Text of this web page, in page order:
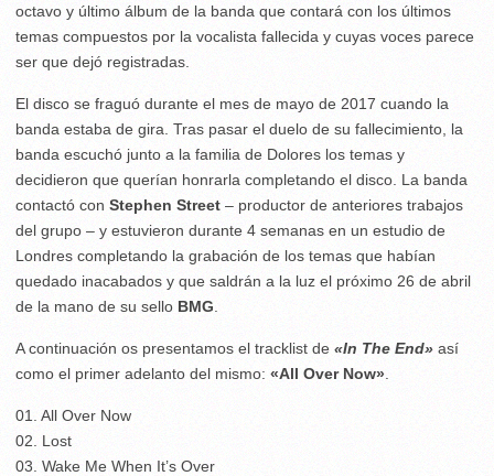
octavo y último álbum de la banda que contará con los últimos
temas compuestos por la vocalista fallecida y cuyas voces parece
ser que dejó registradas.
El disco se fraguó durante el mes de mayo de 2017 cuando la
banda estaba de gira. Tras pasar el duelo de su fallecimiento, la
banda escuchó junto a la familia de Dolores los temas y
decidieron que querían honrarla completando el disco. La banda
contactó con Stephen Street – productor de anteriores trabajos
del grupo – y estuvieron durante 4 semanas en un estudio de
Londres completando la grabación de los temas que habían
quedado inacabados y que saldrán a la luz el próximo 26 de abril
de la mano de su sello BMG
A continuación os presentamos el tracklist de «In The End» así
como el primer adelanto del mismo: «All Over Now»
01. All Over Now
02. Lost
03. Wake Me When It’s Over